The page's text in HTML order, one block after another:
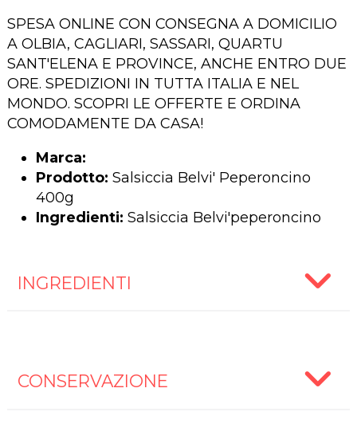
SPESA ONLINE CON CONSEGNA A DOMICILIO
A OLBIA, CAGLIARI, SASSARI, QUARTU
SANT'ELENA E PROVINCE, ANCHE ENTRO DUE
ORE. SPEDIZIONI IN TUTTA ITALIA E NEL
MONDO. SCOPRI LE OFFERTE E ORDINA
COMODAMENTE DA CASA!
Marca:
Prodotto: Salsiccia Belvi' Peperoncino
400g
Ingredienti: Salsiccia Belvi'peperoncino
INGREDIENTI
CONSERVAZIONE